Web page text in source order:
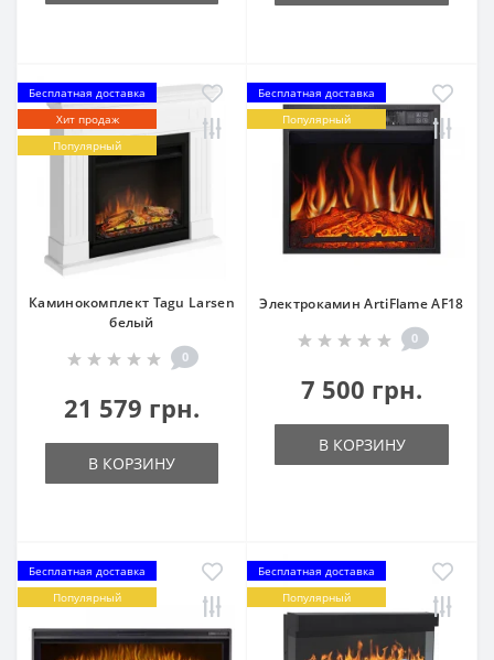
Бесплатная доставка
Хит продаж
Популярный
Каминокомплект Tagu Larsen
белый
0
21 579 грн.
В КОРЗИНУ
Бесплатная доставка
Популярный
Электрокамин ArtiFlame AF18
0
7 500 грн.
В КОРЗИНУ
Бесплатная доставка
Популярный
Бесплатная доставка
Популярный